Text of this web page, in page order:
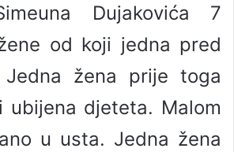
Dujakovića 7
od koji jedna pred
Jedna žena prije toga
ubijena djeteta. Malom
u usta. Jedna žena